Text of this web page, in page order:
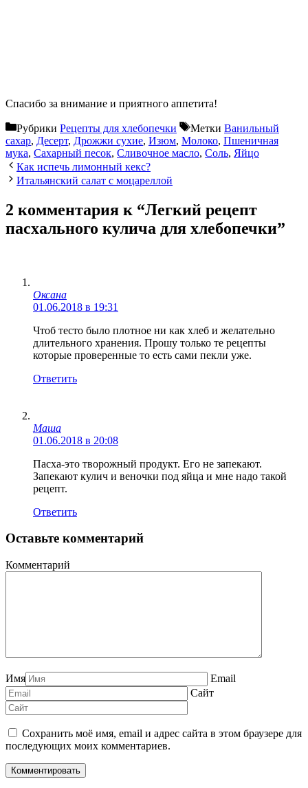
Спасибо за внимание и приятного аппетита!
Рубрики Рецепты для хлебопечки Метки Ванильный
сахар, Десерт, Дрожжи сухие, Изюм, Молоко, Пшеничная
мука, Сахарный песок, Сливочное масло, Соль, Яйцо
Как испечь лимонный кекс?
Итальянский салат с моцареллой
2 комментария к “Легкий рецепт
пасхального кулича для хлебопечки”
Оксана
01.06.2018 в 19:31
Чтоб тесто было плотное ни как хлеб и желательно
длительного хранения. Прошу только те рецепты
которые проверенные то есть сами пекли уже.
Ответить
Маша
01.06.2018 в 20:08
Пасха-это творожный продукт. Его не запекают.
Запекают кулич и веночки под яйца и мне надо такой
рецепт.
Ответить
Оставьте комментарий
Комментарий
Имя
Email
Сайт
Сохранить моё имя, email и адрес сайта в этом браузере для
последующих моих комментариев.